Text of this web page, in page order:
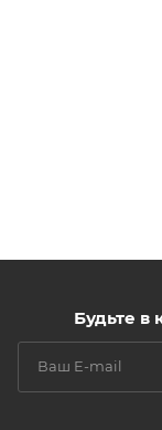
Будьте в